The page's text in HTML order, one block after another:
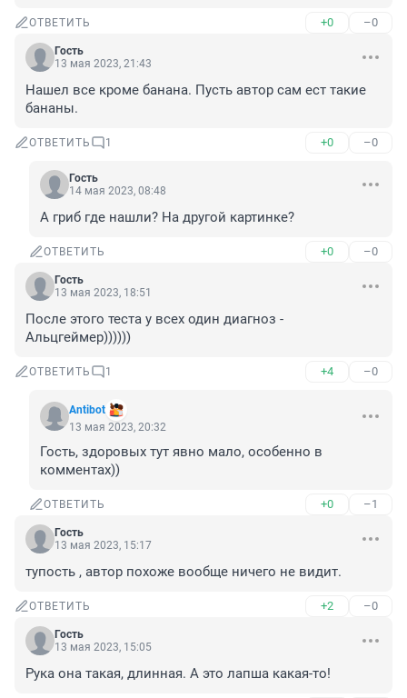
ОТВЕТИТЬ +0 –0
Гость
13 мая 2023, 21:43
Нашел все кроме банана. Пусть автор сам ест такие
бананы.
ОТВЕТИТЬ 1 +0 –0
Гость
14 мая 2023, 08:48
А гриб где нашли? На другой картинке?
ОТВЕТИТЬ +0 –0
Гость
13 мая 2023, 18:51
После этого теста у всех один диагноз -
Альцгеймер))))))
ОТВЕТИТЬ 1 +4 –0
Antibot
13 мая 2023, 20:32
Гость, здоровых тут явно мало, особенно в
комментах))
ОТВЕТИТЬ +0 –1
Гость
13 мая 2023, 15:17
тупость , автор похоже вообще ничего не видит.
ОТВЕТИТЬ +2 –0
Гость
13 мая 2023, 15:05
Рука она такая, длинная. А это лапша какая-то!